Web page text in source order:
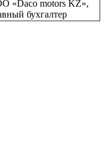
«Daco motors KZ»,
бухгалтер